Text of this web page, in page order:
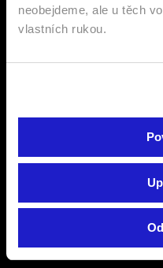
neobejdeme, ale u těch
vlastních rukou.
Televize
Kde koupit dárkovou
TV program